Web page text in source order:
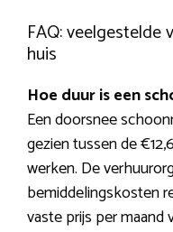
FAQ: veelgestelde
huis
Hoe duur is een
Een doorsnee
gezien tussen de
werken. De
bemiddelingskosten
vaste prijs per